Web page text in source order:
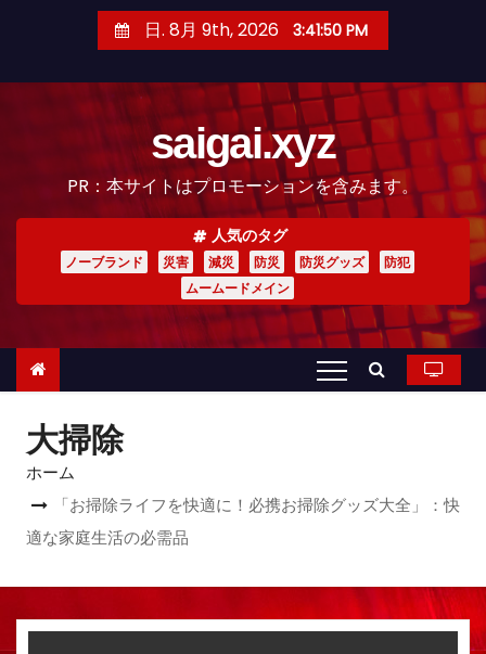
日. 8月 9th, 2026 3:41:51 PM
saigai.xyz
PR：本サイトはプロモーションを含みます。
人気のタグ
ノーブランド 災害 減災 防災 防災グッズ
防犯
ムームードメイン
大掃除
ホーム
「お掃除ライフを快適に！必携お掃除グッズ大全」：快
適な家庭生活の必需品